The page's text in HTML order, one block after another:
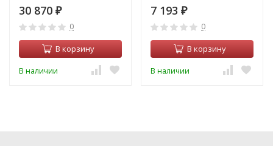
30 870 ₽
0
В корзину
В наличии
7 193 ₽
0
В корзину
В наличии